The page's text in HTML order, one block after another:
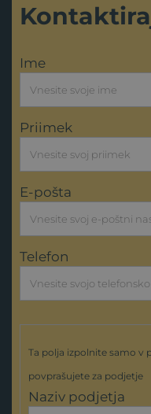
Ime
Priimek
E-pošta
Telefon
Ta polja izpolnite samo v
povprašujete za podjetje
Naziv podjetja